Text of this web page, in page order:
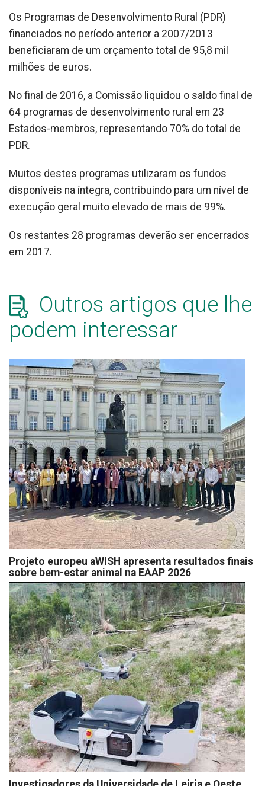
Os Programas de Desenvolvimento Rural (PDR)
financiados no período anterior a 2007/2013
beneficiaram de um orçamento total de 95,8 mil
milhões de euros.
No final de 2016, a Comissão liquidou o saldo final de
64 programas de desenvolvimento rural em 23
Estados-membros, representando 70% do total de
PDR.
Muitos destes programas utilizaram os fundos
disponíveis na íntegra, contribuindo para um nível de
execução geral muito elevado de mais de 99%.
Os restantes 28 programas deverão ser encerrados
em 2017.
Outros artigos que lhe
podem interessar
Projeto europeu aWISH apresenta resultados finais
sobre bem-estar animal na EAAP 2026